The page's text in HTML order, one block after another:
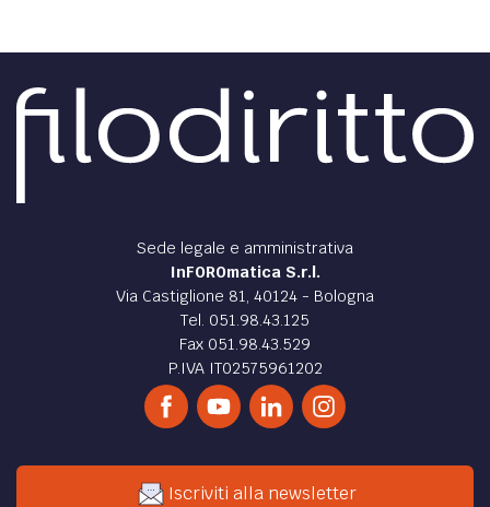
Sede legale e amministrativa
InFOROmatica S.r.l.
Via Castiglione 81, 40124 - Bologna
Tel. 051.98.43.125
Fax 051.98.43.529
P.IVA IT02575961202
Iscriviti alla newsletter